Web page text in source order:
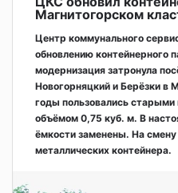
Магнитогорском
Центр коммунального
обновлению контейнерного
модернизация затронула
Новогорняцкий и Берёзки в
годы пользовались
объёмом 0,75 куб. м. В
ёмкости заменены. На
металлических контейнера.